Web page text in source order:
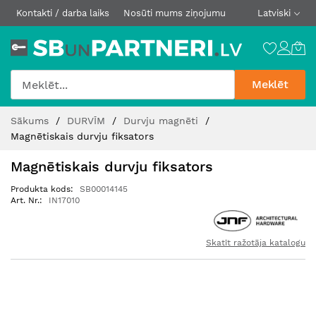
Kontakti / darba laiks Nosūti mums ziņojumu Latviski
Meklēt
Content
Sākums DURVĪM
Durvju magnēti
Magnētiskais durvju fiksators
Magnētiskais durvju fiksators
Produkta kods
SB00014145
Art. Nr.
IN17010
Skatīt ražotāja katalogu